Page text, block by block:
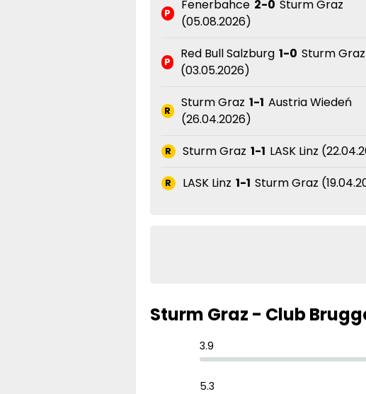
P
Fenerbahce 2-0 Sturm Graz
(05.08.2026)
P
Red Bull Salzburg 1-0 Sturm Graz
(03.05.2026)
R
Sturm Graz 1-1 Austria Wiedeń
(26.04.2026)
R Sturm Graz 1-1 LASK Linz
R LASK Linz 1-1 Sturm Graz
Sturm Graz - Club
3.9
5.3